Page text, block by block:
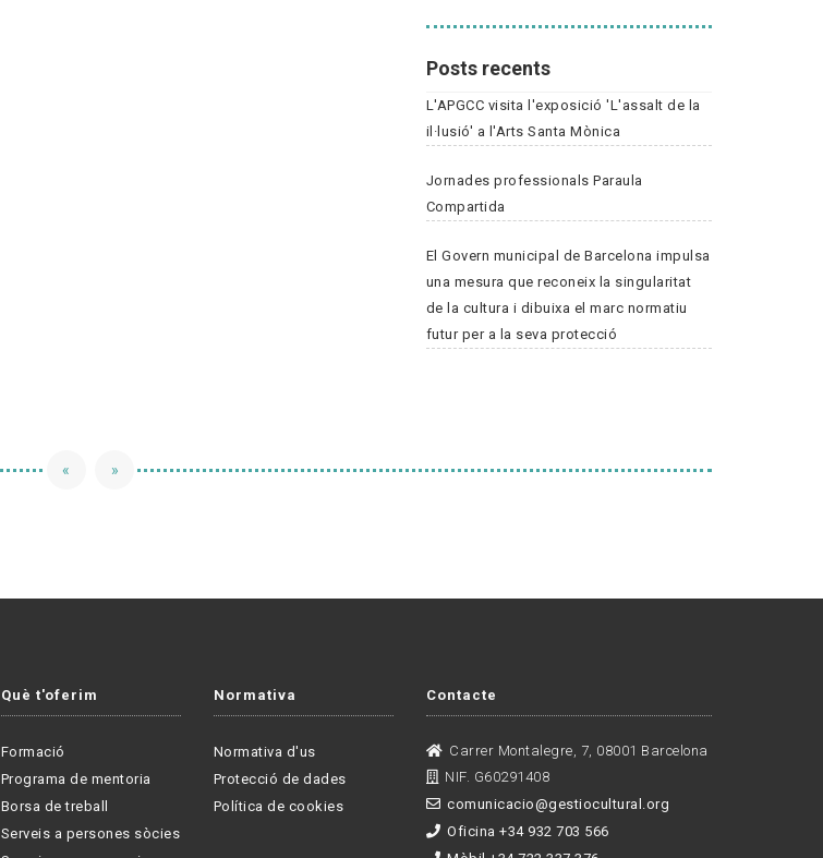
Posts recents
L'APGCC visita l'exposició 'L'assalt de la
il·lusió' a l'Arts Santa Mònica
Jornades professionals Paraula
Compartida
El Govern municipal de Barcelona impulsa
una mesura que reconeix la singularitat
de la cultura i dibuixa el marc normatiu
futur per a la seva protecció
« »
Què t'oferim
Formació
Programa de mentoria
Borsa de treball
Serveis a persones sòcies
Normativa
Normativa d'us
Protecció de dades
Política de cookies
Contacte
Carrer Montalegre, 7, 08001 Barcelona
NIF. G60291408
comunicacio@gestiocultural.org
Oficina +34 932 703 566